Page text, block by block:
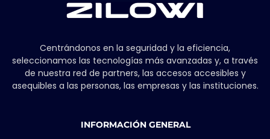
Centrándonos en la seguridad y la eficiencia,
seleccionamos las tecnologías más avanzadas y, a través
de nuestra red de partners, las accesos accesibles y
asequibles a las personas, las empresas y las instituciones.
INFORMACIÓN GENERAL